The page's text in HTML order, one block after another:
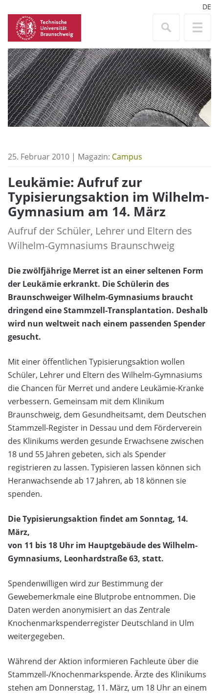
DE
25. Februar 2010 | Magazin: Campus
Leukämie: Aufruf zur
Typisierungsaktion im Wilhelm-
Gymnasium am 14. März
Aufruf der Schüler, Lehrer und Eltern des
Wilhelm-Gymnasiums Braunschweig
Die zwölfjährige Merret ist an einer seltenen Form
der Leukämie erkrankt. Die Schülerin des
Braunschweiger Wilhelm-Gymnasiums braucht
dringend eine Stammzell-Transplantation. Deshalb
wird nun weltweit nach einem passenden Spender
gesucht.
Mit einer öffentlichen Typisierungsaktion wollen
Schüler, Lehrer und Eltern des Wilhelm-Gymnasiums
die Chancen für Merret und andere Leukämie-Kranke
verbessern. Gemeinsam mit dem Klinikum
Braunschweig, dem Gesundheitsamt, dem Deutschen
Stammzell-Register in Dessau und dem Förderverein
des Klinikums werden gesunde Erwachsene zwischen
18 und 55 Jahren gebeten, sich als Spender
registrieren zu lassen. Typisieren lassen können sich
Heranwachsende ab 17 Jahren, ab 18 können sie
spenden.
Die Typisierungsaktion findet am Sonntag, 14.
März,
von 11 bis 18 Uhr im Hauptgebäude des Wilhelm-
Gymnasiums, Leonhardstraße 63, statt.
Spendenwilligen wird zur Bestimmung der
Gewebemerkmale eine Blutprobe entnommen. Die
Daten werden anonymisiert an das Zentrale
Knochenmarkspenderregister Deutschland in Ulm
weitergegeben.
Während der Aktion informieren Fachleute über die
Stammzell-/Knochenmarkspende. Ärzte des Klinikums
stehen am Donnerstag, 11. März, um 18 Uhr an einem